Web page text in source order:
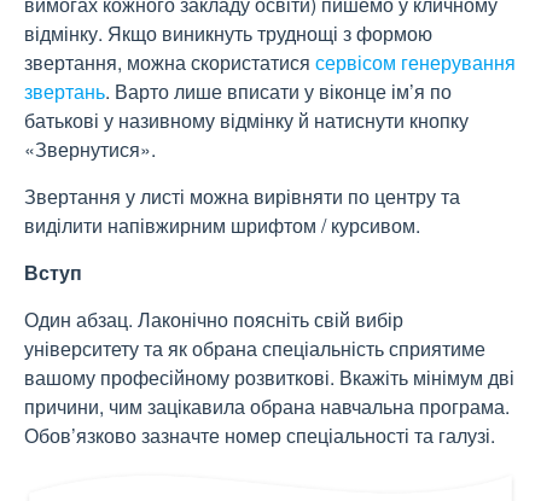
відмінку. Якщо виникнуть труднощі з формою
звертання, можна скористатися сервісом генерування
звертань. Варто лише вписати у віконце ім’я по
батькові у називному відмінку й натиснути кнопку
«Звернутися».
Звертання у листі можна вирівняти по центру та
виділити напівжирним шрифтом / курсивом.
Вступ
Один абзац. Лаконічно поясніть свій вибір
університету та як обрана спеціальність сприятиме
вашому професійному розвиткові. Вкажіть мінімум дві
причини, чим зацікавила обрана навчальна програма.
Обов’язково зазначте номер спеціальності та галузі.